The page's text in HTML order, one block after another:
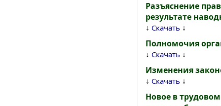
Разъяснение
результате
↓ Скачать ↓
Полномочия
↓ Скачать ↓
Изменения
↓ Скачать ↓
Новое в